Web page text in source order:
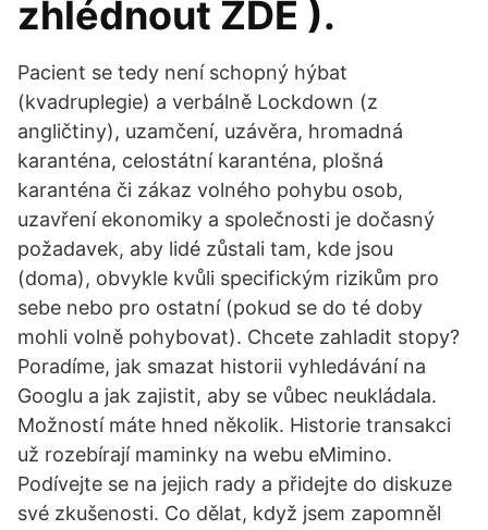
zhlédnout ZDE ).
Pacient se tedy není schopný hýbat
(kvadruplegie) a verbálně Lockdown (z
angličtiny), uzamčení, uzávěra, hromadná
karanténa, celostátní karanténa, plošná
karanténa či zákaz volného pohybu osob,
uzavření ekonomiky a společnosti je dočasný
požadavek, aby lidé zůstali tam, kde jsou
(doma), obvykle kvůli specifickým rizikům pro
sebe nebo pro ostatní (pokud se do té doby
mohli volně pohybovat). Chcete zahladit stopy?
Poradíme, jak smazat historii vyhledávání na
Googlu a jak zajistit, aby se vůbec neukládala.
Možností máte hned několik. Historie transakci
už rozebírají maminky na webu eMimino.
Podívejte se na jejich rady a přidejte do diskuze
své zkušenosti. Co dělat, když jsem zapomněl